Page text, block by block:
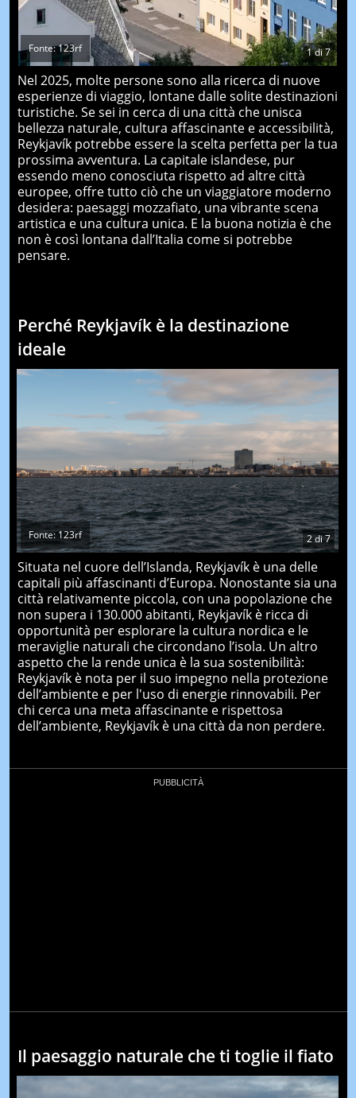
1di7
Fonte: 123rf
Nel 2025, molte persone sono alla ricerca di nuove
esperienze di viaggio, lontane dalle solite destinazioni
turistiche. Se sei in cerca di una città che unisca
bellezza naturale, cultura affascinante e accessibilità,
Reykjavík potrebbe essere la scelta perfetta per la tua
prossima avventura. La capitale islandese, pur
essendo meno conosciuta rispetto ad altre città
europee, offre tutto ciò che un viaggiatore moderno
desidera: paesaggi mozzafiato, una vibrante scena
artistica e una cultura unica. E la buona notizia è che
non è così lontana dall’Italia come si potrebbe
pensare.
Perché Reykjavík è la destinazione
ideale
2di7
Fonte: 123rf
Situata nel cuore dell’Islanda, Reykjavík è una delle
capitali più affascinanti d’Europa. Nonostante sia una
città relativamente piccola, con una popolazione che
non supera i 130.000 abitanti, Reykjavík è ricca di
opportunità per esplorare la cultura nordica e le
meraviglie naturali che circondano l’isola. Un altro
aspetto che la rende unica è la sua sostenibilità:
Reykjavík è nota per il suo impegno nella protezione
dell’ambiente e per l'uso di energie rinnovabili. Per
chi cerca una meta affascinante e rispettosa
dell’ambiente, Reykjavík è una città da non perdere.
Il paesaggio naturale che ti toglie il fiato